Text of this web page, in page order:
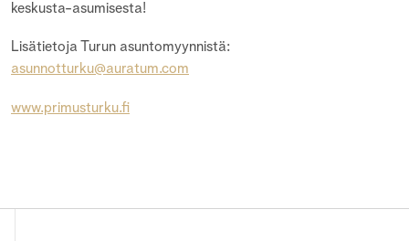
keskusta-asumisesta!
Lisätietoja Turun asuntomyynnistä:
asunnotturku@auratum.com
www.primusturku.fi